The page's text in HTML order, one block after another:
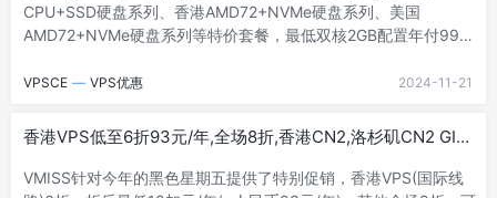
CPU+SSD硬盘系列、香港AMD72+NVMe硬盘系列、美国
AMD72+NVMe硬盘系列等特价套餐，最低双核2GB配置年付99元
VPSCE — VPS优惠 2024-11-21
香港VPS低至6折93元/年,全场8折,香港CN2,洛杉矶CN2 GIA,
BGP,英国伦敦AS9929住宅IP
VMISS针对今年的黑色星期五提供了特别促销，香港VPS(国际线